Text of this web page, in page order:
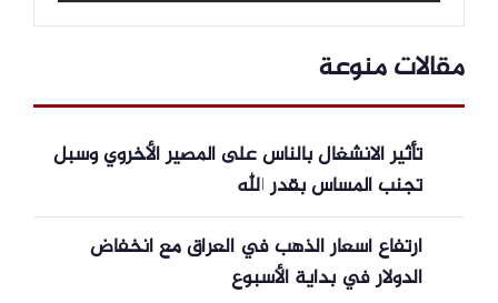
مقالات منوعة
تأثير الانشغال بالناس على المصير الأخروي وسبل
تجنب المساس بقدر الله
ارتفاع أسعار الذهب في العراق مع انخفاض
الدولار في بداية الأسبوع